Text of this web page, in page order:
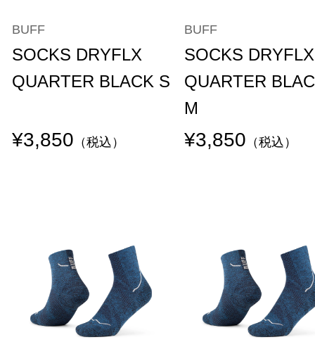
BUFF
SOCKS DRYFLX
QUARTER BLACK S
¥3,850 （税込）
BUFF
SOCKS DRYFLX
QUARTER
M
¥3,850 （税込）